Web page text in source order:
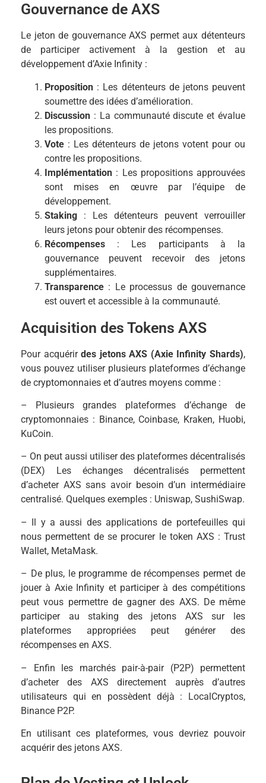
Gouvernance de AXS
Le jeton de gouvernance AXS permet aux détenteurs
de participer activement à la gestion et au
développement d’Axie Infinity :
Proposition : Les détenteurs de jetons peuvent
soumettre des idées d’amélioration.
Discussion : La communauté discute et évalue
les propositions.
Vote : Les détenteurs de jetons votent pour ou
contre les propositions.
Implémentation : Les propositions approuvées
sont mises en œuvre par l’équipe de
développement.
Staking : Les détenteurs peuvent verrouiller
leurs jetons pour obtenir des récompenses.
Récompenses : Les participants à la
gouvernance peuvent recevoir des jetons
supplémentaires.
Transparence : Le processus de gouvernance
est ouvert et accessible à la communauté.
Acquisition des Tokens AXS
Pour acquérirdes jetons AXS (Axie Infinity Shards),
vous pouvez utiliser plusieurs plateformes d’échange
de cryptomonnaies et d’autres moyens comme :
– Plusieurs grandes plateformes d’échange de
cryptomonnaies : Binance, Coinbase, Kraken, Huobi,
KuCoin.
– On peut aussi utiliser des plateformes décentralisés
(DEX) Les échanges décentralisés permettent
d’acheter AXS sans avoir besoin d’un intermédiaire
centralisé. Quelques exemples : Uniswap, SushiSwap.
– Il y a aussi des applications de portefeuilles qui
nous permettent de se procurer le token AXS : Trust
Wallet, MetaMask.
– De plus, le programme de récompenses permet de
jouer à Axie Infinity et participer à des compétitions
peut vous permettre de gagner des AXS. De même
participer au staking des jetons AXS sur les
plateformes appropriées peut générer des
récompenses en AXS.
– Enfin les marchés pair-à-pair (P2P) permettent
d’acheter des AXS directement auprès d’autres
utilisateurs qui en possèdent déjà : LocalCryptos,
Binance P2P.
En utilisant ces plateformes, vous devriez pouvoir
acquérir des jetons AXS.